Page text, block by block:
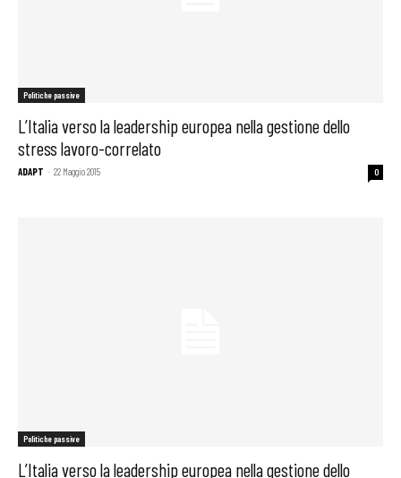
Politiche passive
L’Italia verso la leadership europea nella gestione dello
stress lavoro-correlato
ADAPT - 22 Maggio 2015 0
Politiche passive
L’Italia verso la leadership europea nella gestione dello